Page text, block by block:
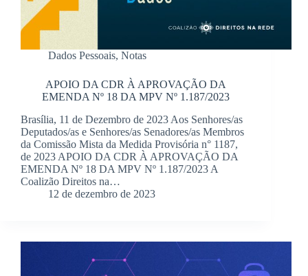
Dados Pessoais, Notas
APOIO DA CDR À APROVAÇÃO DA
EMENDA Nº 18 DA MPV Nº 1.187/2023
Brasília, 11 de Dezembro de 2023 Aos Senhores/as
Deputados/as e Senhores/as Senadores/as Membros
da Comissão Mista da Medida Provisória n° 1187,
de 2023 APOIO DA CDR À APROVAÇÃO DA
EMENDA Nº 18 DA MPV Nº 1.187/2023 A
Coalizão Direitos na…
12 de dezembro de 2023